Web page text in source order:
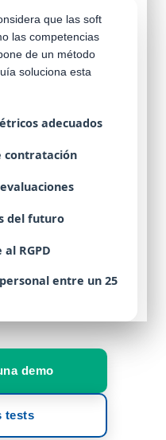
que las soft
las competencias
de un método
soluciona esta
adecuados
contratación
del futuro
RGPD
entre un 25
demo
tests